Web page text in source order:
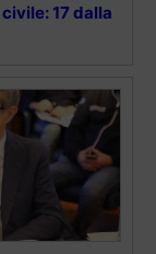
17 dalla